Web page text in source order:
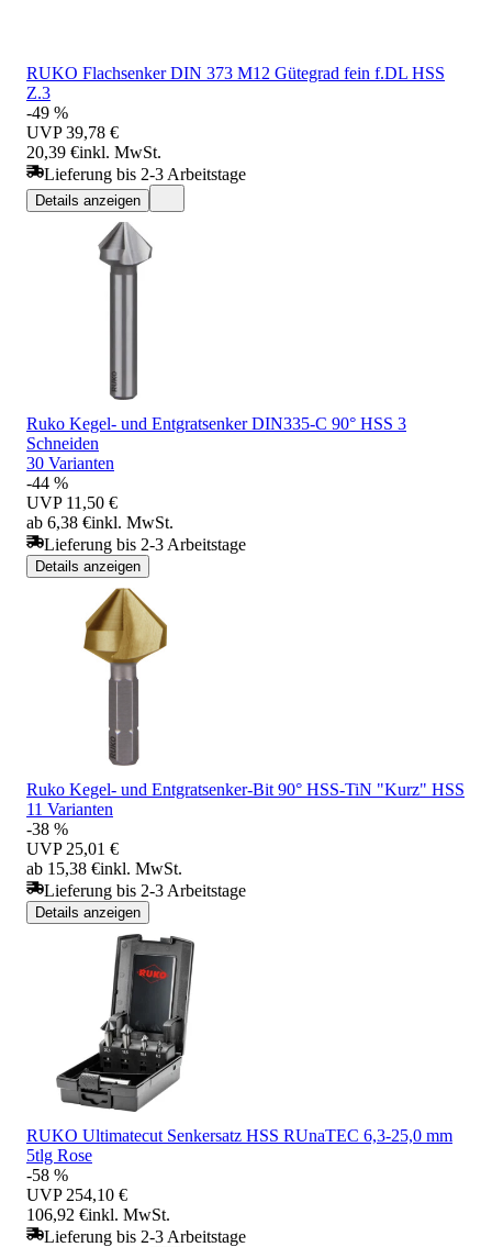
RUKO Flachsenker DIN 373 M12 Gütegrad fein f.DL HSS
Z.3
-49 %
UVP 39,78 €
20,39 €inkl. MwSt.
Lieferung bis 2-3 Arbeitstage
Details anzeigen
Ruko Kegel- und Entgratsenker DIN335-C 90° HSS 3
Schneiden
30 Varianten
-44 %
UVP 11,50 €
ab 6,38 €inkl. MwSt.
Lieferung bis 2-3 Arbeitstage
Details anzeigen
Ruko Kegel- und Entgratsenker-Bit 90° HSS-TiN "Kurz" HSS
11 Varianten
-38 %
UVP 25,01 €
ab 15,38 €inkl. MwSt.
Lieferung bis 2-3 Arbeitstage
Details anzeigen
RUKO Ultimatecut Senkersatz HSS RUnaTEC 6,3-25,0 mm
5tlg Rose
-58 %
UVP 254,10 €
106,92 €inkl. MwSt.
Lieferung bis 2-3 Arbeitstage